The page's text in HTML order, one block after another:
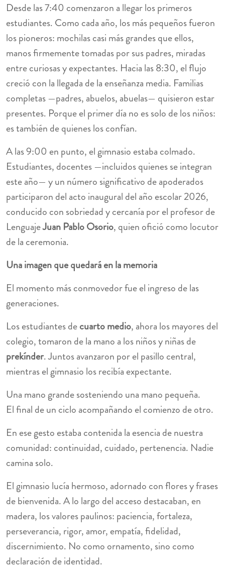
Desde las 7:40 comenzaron a llegar los primeros
estudiantes. Como cada año, los más pequeños fueron
los pioneros: mochilas casi más grandes que ellos,
manos firmemente tomadas por sus padres, miradas
entre curiosas y expectantes. Hacia las 8:30, el flujo
creció con la llegada de la enseñanza media. Familias
completas —padres, abuelos, abuelas— quisieron estar
presentes. Porque el primer día no es solo de los niños:
es también de quienes los confían.
A las 9:00 en punto, el gimnasio estaba colmado.
Estudiantes, docentes —incluidos quienes se integran
este año— y un número significativo de apoderados
participaron del acto inaugural del año escolar 2026,
conducido con sobriedad y cercanía por el profesor de
LenguajeJuan Pablo Osorio, quien ofició como locutor
de la ceremonia.
Una imagen que quedará en la memoria
El momento más conmovedor fue el ingreso de las
generaciones.
Los estudiantes decuarto medio, ahora los mayores del
colegio, tomaron de la mano a los niños y niñas de
prekínder. Juntos avanzaron por el pasillo central,
mientras el gimnasio los recibía expectante.
Una mano grande sosteniendo una mano pequeña.
El final de un ciclo acompañando el comienzo de otro.
En ese gesto estaba contenida la esencia de nuestra
comunidad: continuidad, cuidado, pertenencia. Nadie
camina solo.
El gimnasio lucía hermoso, adornado con flores y frases
de bienvenida. A lo largo del acceso destacaban, en
madera, los valores paulinos: paciencia, fortaleza,
perseverancia, rigor, amor, empatía, fidelidad,
discernimiento. No como ornamento, sino como
declaración de identidad.